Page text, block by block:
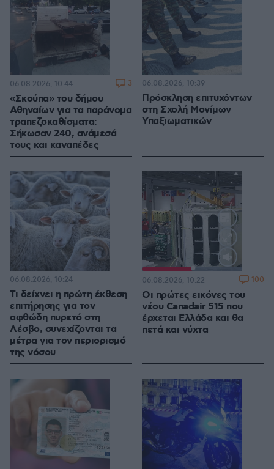
«Σκούπα» του δήμου
Αθηναίων για τα παράνομα
τραπεζοκαθίσματα:
Σήκωσαν 240, ανάμεσά
τους και καναπέδες
06.08.2026, 10:44 3
Πρόσκληση επιτυχόντων
στη Σχολή Μονίμων
Υπαξιωματικών
06.08.2026, 10:39
Τι δείχνει η πρώτη έκθεση
επιτήρησης για τον
αφθώδη πυρετό στη
Λέσβο, συνεχίζονται τα
μέτρα για τον περιορισμό
της νόσου
06.08.2026, 10:24
Loaded
100.00%
Οι πρώτες εικόνες του
νέου Canadair 515 που
έρχεται Ελλάδα και θα
πετά και νύχτα
06.08.2026, 10:22 100